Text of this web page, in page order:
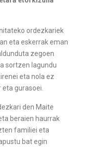
ordezkariek
eta eskerrak eman
zegoen
sortzen lagundu
eta nola ez
gurasoei.
den Maite
beraien haurrak
familiei eta
bat egin